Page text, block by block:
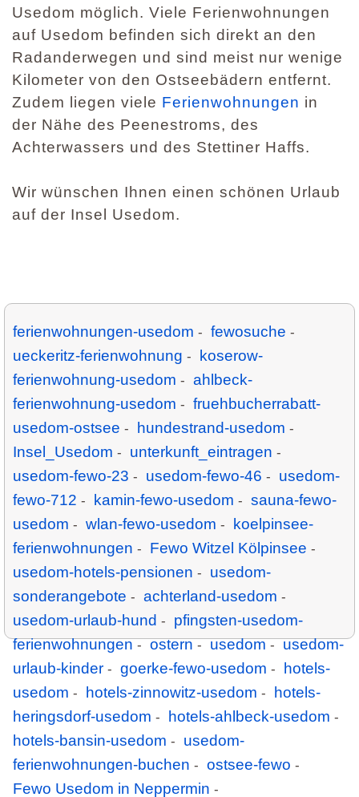
Usedom möglich. Viele Ferienwohnungen
auf Usedom befinden sich direkt an den
Radanderwegen und sind meist nur wenige
Kilometer von den Ostseebädern entfernt.
Zudem liegen viele Ferienwohnungen in
der Nähe des Peenestroms, des
Achterwassers und des Stettiner Haffs.
Wir wünschen Ihnen einen schönen Urlaub
auf der Insel Usedom.
ferienwohnungen-usedom - fewosuche -
ueckeritz-ferienwohnung -
koserow-
ferienwohnung-usedom - ahlbeck-
ferienwohnung-usedom - fruehbucherrabatt-
usedom-ostsee - hundestrand-usedom -
Insel_Usedom - unterkunft_eintragen -
usedom-fewo-23 - usedom-fewo-46 - usedom-
fewo-712 - kamin-fewo-usedom - sauna-fewo-
usedom - wlan-fewo-usedom -
koelpinsee-
ferienwohnungen - Fewo Witzel Kölpinsee -
usedom-hotels-pensionen - usedom-
sonderangebote - achterland-usedom -
usedom-urlaub-hund - pfingsten-usedom-
ferienwohnungen - ostern - usedom - usedom-
urlaub-kinder - goerke-fewo-usedom -
hotels-
usedom - hotels-zinnowitz-usedom -
hotels-
heringsdorf-usedom - hotels-ahlbeck-usedom -
hotels-bansin-usedom - usedom-
ferienwohnungen-buchen - ostsee-fewo -
Fewo Usedom in Neppermin -